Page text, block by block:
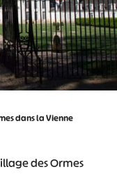
dans la Vienne
des Ormes